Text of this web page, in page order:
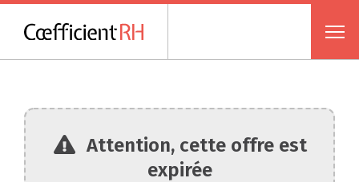
Attention, cette offre est
expirée